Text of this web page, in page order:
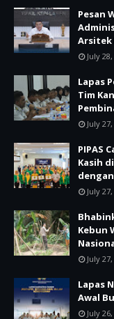
Pesan
Arsitek
July
Lapas
Tim
July
PIPAS
Kasih
July
Kebun
July
Lapas
Awal
July